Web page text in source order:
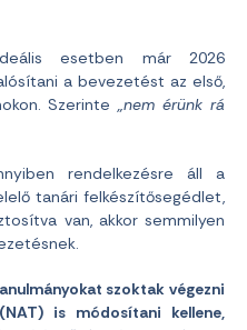
esetben már 2026
a bevezetést az első,
Szerinte
„nem érünk rá
rendelkezésre áll a
tanári felkészítősegédlet,
van, akkor semmilyen
szoktak végezni
is módosítani kellene,